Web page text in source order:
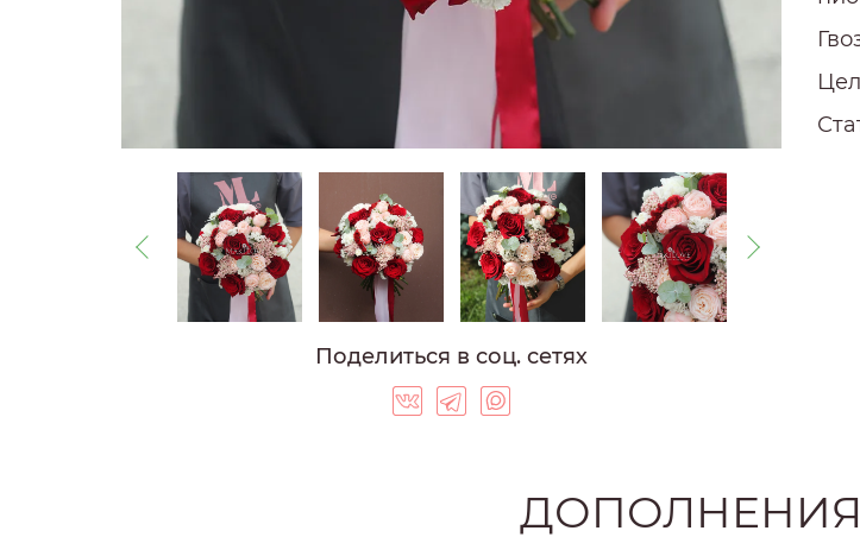
ФРАНЦУЗСКИЕ РОЗЫ
ВЫСОКИЕ РОЗЫ
СИНИЕ РОЗЫ
ФИОЛЕТОВЫЕ РОЗЫ
ОРАНЖЕВЫЕ РОЗЫ
РОЗЫ 40 СМ
РОЗЫ 50 СМ
РОЗЫ 60 СМ
Поделиться в соц. сетях
ДОПОЛНЕНИЯ